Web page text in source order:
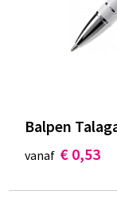
Balpen
vanaf € 0,53